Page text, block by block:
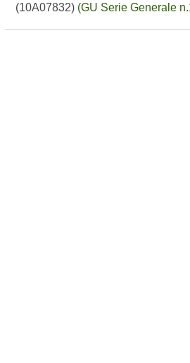
(10A07832) (GU Serie Generale